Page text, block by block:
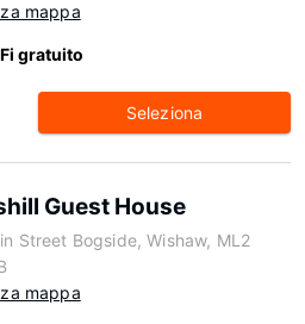
mappa
gratuito
Seleziona
Guest House
Street Bogside, Wishaw, ML2
mappa